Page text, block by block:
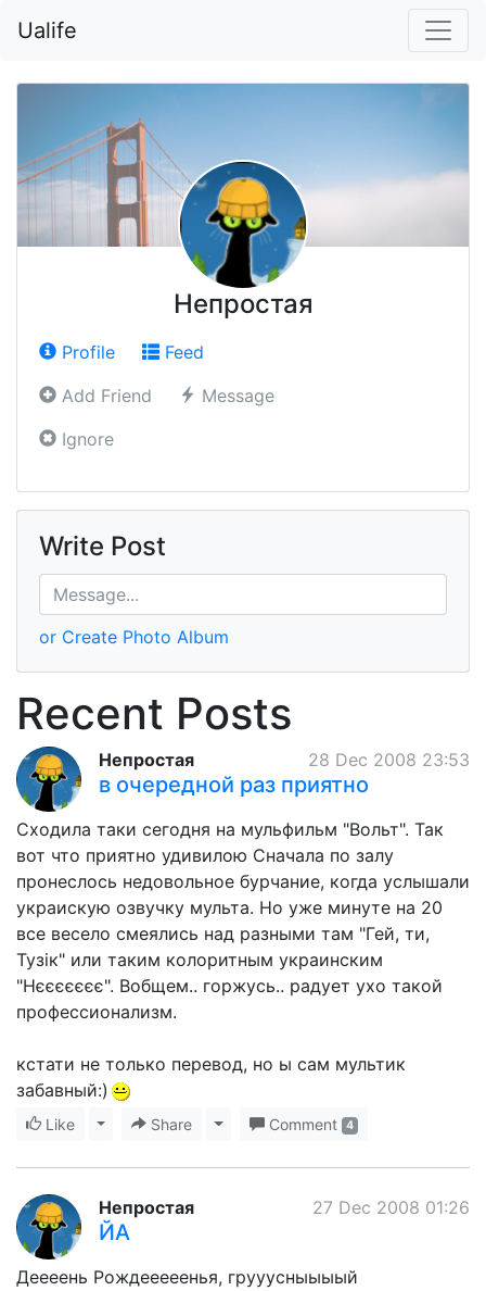
Ualife
Непростая
Profile
Feed
Add Friend
Message
Ignore
Write Post
or Create Photo Album
Recent Posts
28 Dec 2008 23:53
Непростая
в очередной раз приятно
Сходила таки сегодня на мульфильм "Вольт". Так
вот что приятно удивилою Сначала по залу
пронеслось недовольное бурчание, когда услышали
украискую озвучку мульта. Но уже минуте на 20
все весело смеялись над разными там "Гей, ти,
Тузік" или таким колоритным украинским
"Нєєєєєєє". Вобщем.. горжусь.. радует ухо такой
профессионализм.
кстати не только перевод, но ы сам мультик
забавный:)
Like Toggle Dropdown
Share Toggle Dropdown
Comment 4
27 Dec 2008 01:26
Непростая
ЙА
Деееень Рождееееенья, грууусныыыый